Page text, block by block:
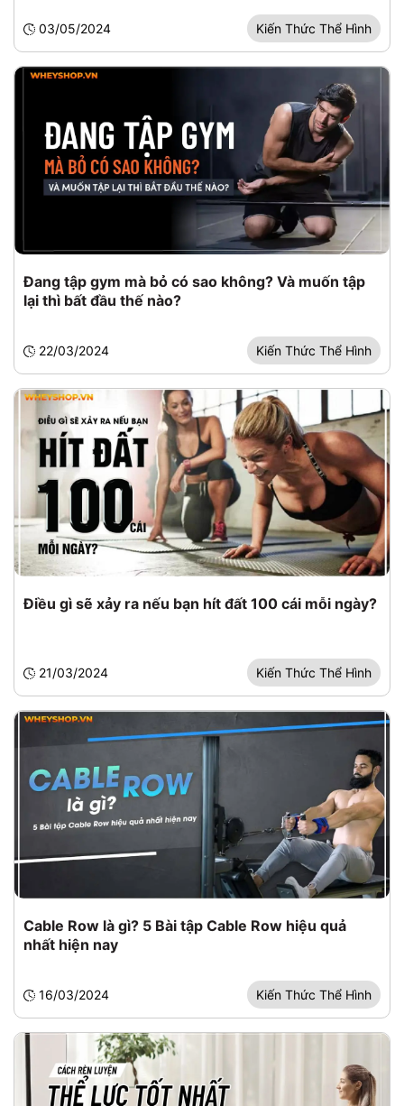
03/05/2024 Kiến Thức Thể Hình
Đang tập gym mà bỏ có sao không? Và muốn tập
lại thì bất đầu thế nào?
22/03/2024 Kiến Thức Thể Hình
Điều gì sẽ xảy ra nếu bạn hít đất 100 cái mỗi ngày?
21/03/2024 Kiến Thức Thể Hình
Cable Row là gì? 5 Bài tập Cable Row hiệu quả
nhất hiện nay
16/03/2024 Kiến Thức Thể Hình